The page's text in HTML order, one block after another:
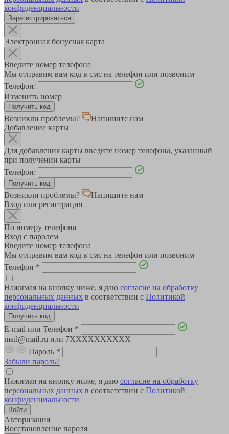
конфиденциальности
Зарегистрироваться
Электронная бонусная карта
Введите номер телефона
Мы отправим вам код в смс на телефон или позвоним
Телефон:
Изменить номер
Возникли проблемы?
Напишите нам
Добавление карты
Для добавления карты введите номер телефона, указанный
при получении карты
Телефон:
Возникли проблемы?
Напишите нам
Вход или регистрация
По номеру телефона
Вход с паролем
Введите номер телефона
Мы отправим вам код в смс на телефон или позвоним
Телефон *
Нажимая на кнопку ниже, я даю согласие на обработку
персональных данных в соответствии с Политикой
конфиденциальности
E-mail или Телефон *
mail@mail.ru или 7XXXXXXXXXX
Пароль *
Забыли пароль?
Нажимая на кнопку ниже, я даю согласие на обработку
персональных данных в соответствии с Политикой
конфиденциальности
Авторизация
Восстановление пароля